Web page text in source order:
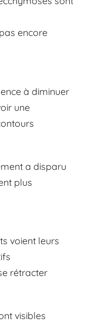
encore
à diminuer
une
a disparu
plus
voient leurs
rétracter
visibles